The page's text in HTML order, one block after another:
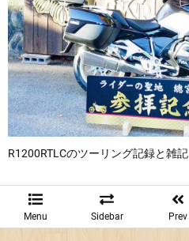
R1200RTLCのツーリング記録と雑記
Menu Sidebar Prev